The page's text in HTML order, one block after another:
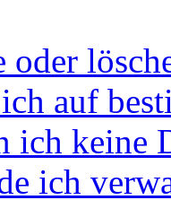
oder
auf
ich keine
ich